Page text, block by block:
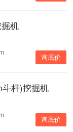
机
询底价
斗杆)挖掘机
询底价